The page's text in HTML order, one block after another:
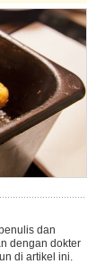
dan
dengan dokter
di artikel ini.